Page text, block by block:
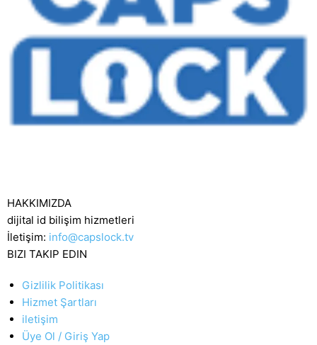
HAKKIMIZDA
dijital id bilişim hizmetleri
İletişim: info@capslock.tv
BIZI TAKIP EDIN
Gizlilik Politikası
Hizmet Şartları
iletişim
Üye Ol / Giriş Yap